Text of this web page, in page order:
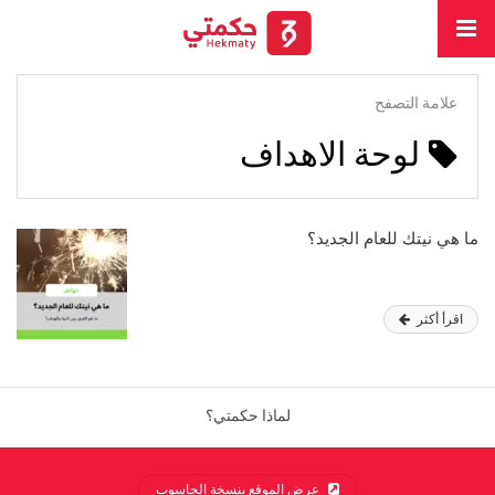
علامة التصفح
لوحة الاهداف
ما هي نيتك للعام الجديد؟
اقرأ أكثر
لماذا حكمتي؟
عرض الموقع بنسخة الحاسوب